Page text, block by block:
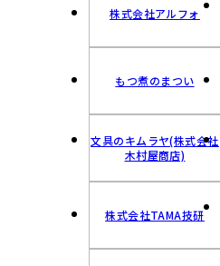
株式会社アルフォ
もつ煮のまつい
文具のキムラヤ(株式会社
木村屋商店)
株式会社TAMA技研